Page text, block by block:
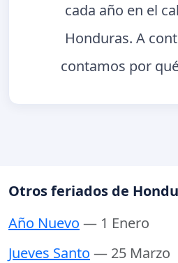
cada año en el
Honduras. A
contamos por
Otros feriados de
Año Nuevo — 1 Enero
Jueves Santo — 25 Marzo